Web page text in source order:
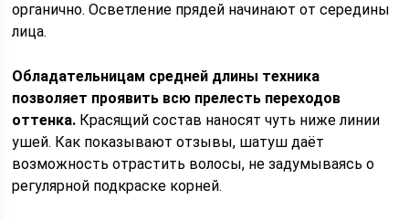
органично. Осветление прядей начинают от середины
лица.
Обладательницам средней длины техника
позволяет проявить всю прелесть переходов
оттенка. Красящий состав наносят чуть ниже линии
ушей. Как показывают отзывы, шатуш даёт
возможность отрастить волосы, не задумываясь о
регулярной подкраске корней.